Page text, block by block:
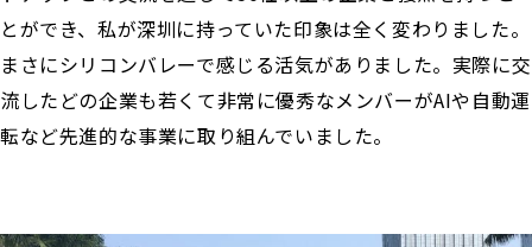
とができ、私が深圳に持っていた印象は全く変わりました。
まさにシリコンバレーで感じる活気がありました。実際に交
流したどの企業も若くて非常に優秀なメンバーがAIや自動運
転など先進的な事業に取り組んでいました。